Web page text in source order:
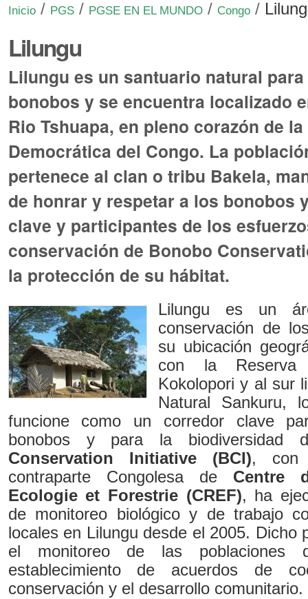
Inicio / PGS / PGSE EN EL MUNDO / Congo /
Lilungu
Lilungu es un santuario natural
bonobos y se encuentra localizado
Rio Tshuapa, en pleno corazón de
Democrática del Congo. La
pertenece al clan o tribu Bakela,
de honrar y respetar a los bonobos
clave y participantes de los
conservación de Bonobo
la protección de su hábitat.
Lilungu es un
conservación de
su ubicación
con la
Kokolopori y al sur
Natural Sankuru,
funcione como un corredor clave
bonobos y para la
Conservation Initiative (BCI), con
contraparte Congolesa de Centre
Ecologie et Forestrie (CREF), ha
de monitoreo biológico y de trabajo
locales en Lilungu desde el 2005. Dicho
el monitoreo de las
establecimiento de acuerdos de
conservación y el desarrollo comunitario.